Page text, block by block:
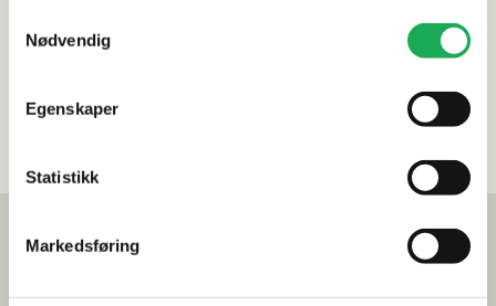
Nødvendig
Egenskaper
Statistikk
Markedsføring
Spesifikasjoner
Leveringsinformasjon
Årets flis hos Flisekompaniet